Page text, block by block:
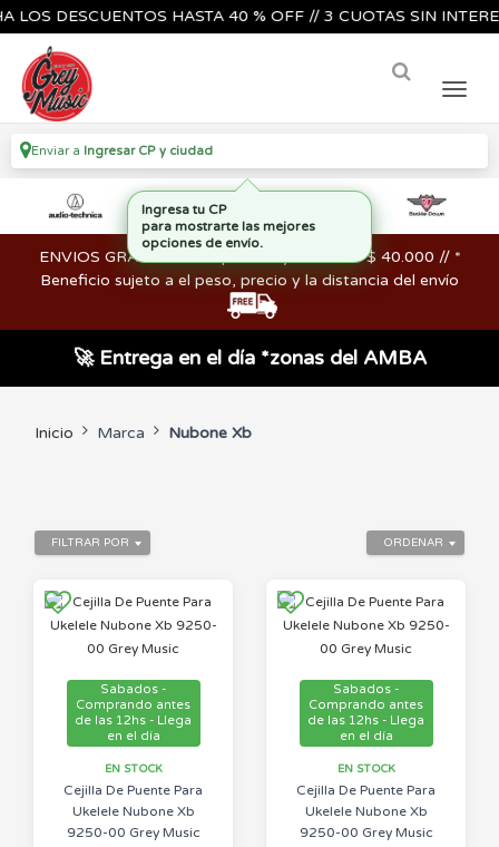
DESCUENTOS HASTA 40 % OFF // 3 CUOTAS SIN
Enviar a Ingresar CP y ciudad
ENVIOS GRATIS en compras mayores a los $ 40.000 // *
Beneficio sujeto a el peso, precio y la distancia del envío
🚀 Entrega en el día *zonas del AMBA
Inicio Marca Nubone Xb
ORDENAR
FILTRAR POR
Sabados -
Comprando antes
de las 12hs - Llega
en el día
EN STOCK
Cejilla De Puente Para
Ukelele Nubone Xb
9250-00 Grey Music
Sabados -
Comprando antes
de las 12hs - Llega
en el día
EN STOCK
Cejilla De Puente Para
Ukelele Nubone Xb
9250-00 Grey Music
Ingresa tu CP
para mostrarte las mejores
opciones de envío.